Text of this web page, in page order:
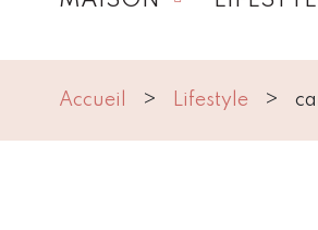
Accueil Lifestyle